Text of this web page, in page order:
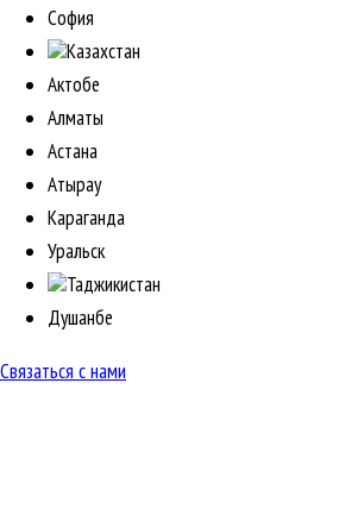
София
Казахстан
Актобе
Алматы
Астана
Атырау
Караганда
Уральск
Таджикистан
Душанбе
Связаться с нами